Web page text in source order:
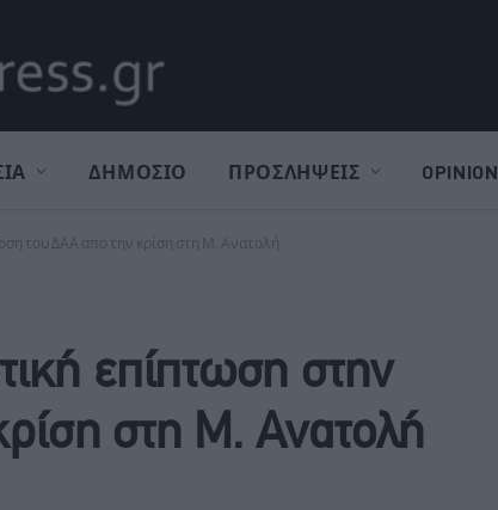
ΔΗΜΟΣΙΟ ΠΡΟΣΛΗΨΕΙΣ OPINION
του ΔΑΑ απο την κρίση στη Μ. Ανατολή
επίπτωση στην
στη Μ. Ανατολή